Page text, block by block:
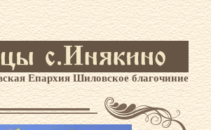
Епархия Шиловское благочиние